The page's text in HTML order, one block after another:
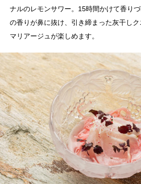
ナルのレモンサワー。15時間かけて香り
の香りが鼻に抜け、引き締まった灰干し
マリアージュが楽しめます。